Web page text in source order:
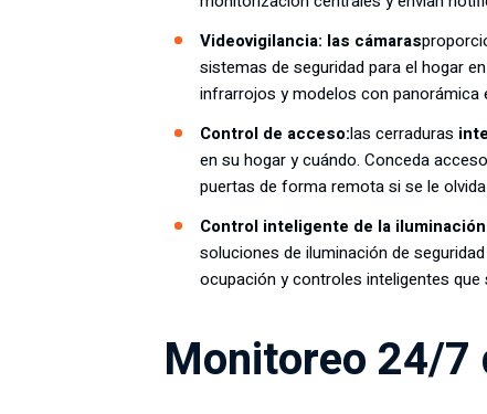
Videovigilancia: las cámaras
sistemas de seguridad para el hogar
infrarrojos y modelos con panorámica
Control de acceso:las cerraduras
en su hogar y cuándo. Conceda
puertas de forma remota si se le
Control inteligente de la
soluciones de iluminación de
ocupación y controles inteligentes
Monitoreo 24/7